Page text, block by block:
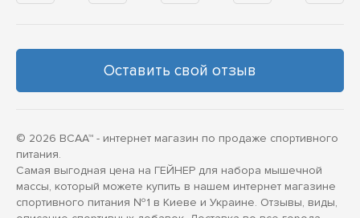
Оставить свой отзыв
© 2026 BCAA™ - интернет магазин по продаже спортивного
питания.
Самая выгодная цена на ГЕЙНЕР для набора мышечной
массы, который можете купить в нашем интернет магазине
спортивного питания №1 в Киеве и Украине. Отзывы, виды,